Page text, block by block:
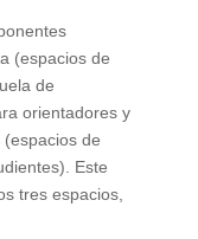
(espacios de
de
orientadores y
de
Este
tres espacios,